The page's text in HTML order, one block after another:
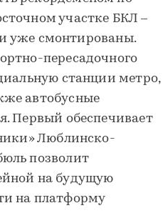
участке БКЛ –
уже смонтированы.
пересадочного
станции метро,
автобусные
Первый обеспечивает
Люблинско-
позволит
на будущую
на платформу